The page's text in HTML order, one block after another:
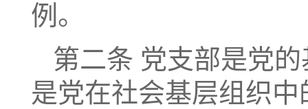
例。
第二条 党支部是党
是党在社会基层组织